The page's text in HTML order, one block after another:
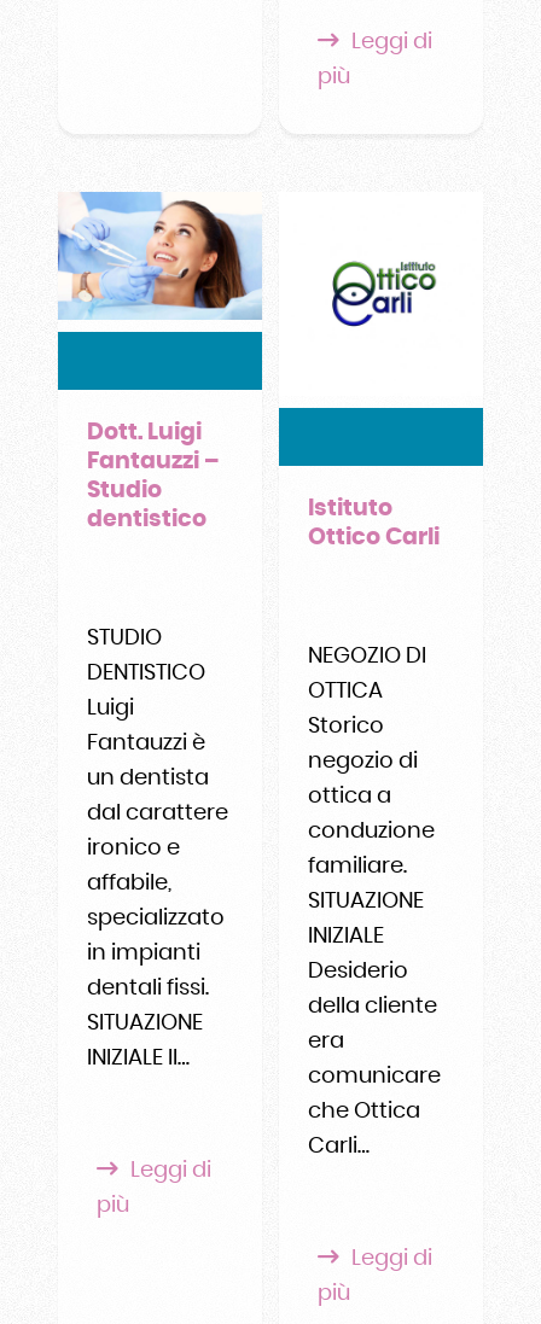
Leggi di
più
Dott. Luigi
Fantauzzi –
Studio
dentistico
STUDIO
DENTISTICO
Luigi
Fantauzzi è
un dentista
dal carattere
ironico e
affabile,
specializzato
in impianti
dentali fissi.
SITUAZIONE
INIZIALE Il…
Leggi di
più
Istituto
Ottico Carli
NEGOZIO DI
OTTICA
Storico
negozio di
ottica a
conduzione
familiare.
SITUAZIONE
INIZIALE
Desiderio
della cliente
era
comunicare
che Ottica
Carli…
Leggi di
più